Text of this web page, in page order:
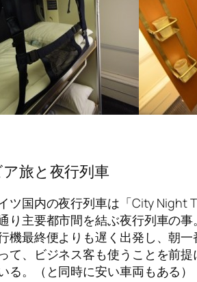
ア旅と夜行列車
ツ国内の夜行列車は「City Night
り主要都市間を結ぶ夜行列車の事。
機最終便よりも遅く出発し、朝一
て、ビジネス客も使うことを前
る。（と同時に安い車両もある）